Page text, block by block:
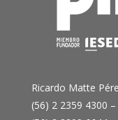
Ricardo Matte
(56) 2 2359 4300